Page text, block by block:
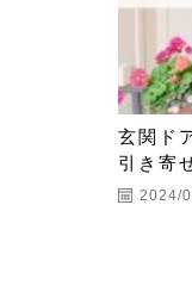
玄関ド
引き寄
2024/